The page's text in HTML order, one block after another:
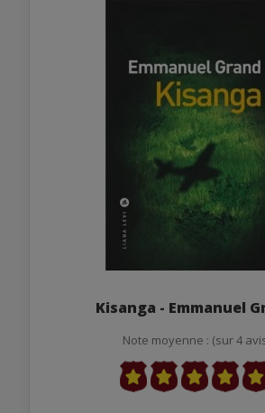
Kisanga - Emmanuel
Note moyenne : (sur 4